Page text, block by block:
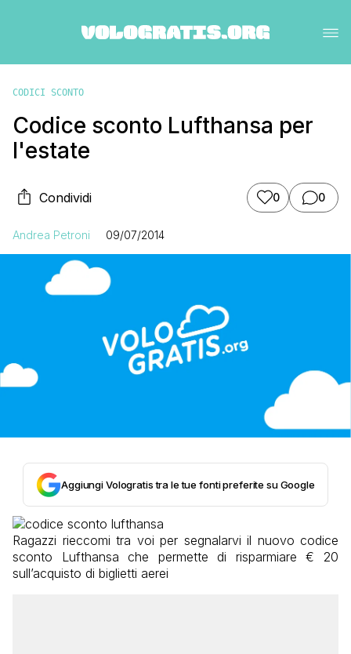
CODICI SCONTO
Codice sconto Lufthansa per
l'estate
Condividi 0 0
Andrea Petroni 09/07/2014
Aggiungi Vologratis tra le tue fonti preferite su Google
Ragazzi rieccomi tra voi per segnalarvi il nuovo codice
sconto Lufthansa che permette di risparmiare € 20
sull’acquisto di biglietti aerei